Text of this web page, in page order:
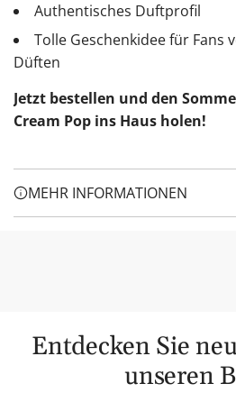
Authentisches Duftprofil
Tolle Geschenkidee für Fans
Düften
Jetzt bestellen und den
Cream Pop ins Haus holen!
MEHR INFORMATIONEN
Entdecken Sie
unseren